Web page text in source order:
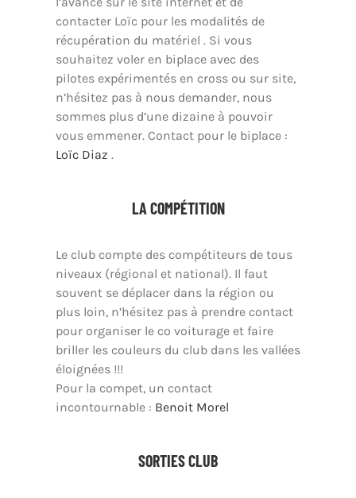
contacter Loïc pour les modalités de
récupération du matériel . Si vous
souhaitez voler en biplace avec des
pilotes expérimentés en cross ou sur site,
n’hésitez pas à nous demander, nous
sommes plus d’une dizaine à pouvoir
vous emmener. Contact pour le biplace :
Loïc Diaz .
LA COMPÉTITION
Le club compte des compétiteurs de tous
niveaux (régional et national). Il faut
souvent se déplacer dans la région ou
plus loin, n’hésitez pas à prendre contact
pour organiser le co voiturage et faire
briller les couleurs du club dans les vallées
éloignées !!!
Pour la compet, un contact
incontournable : Benoit Morel
SORTIES CLUB